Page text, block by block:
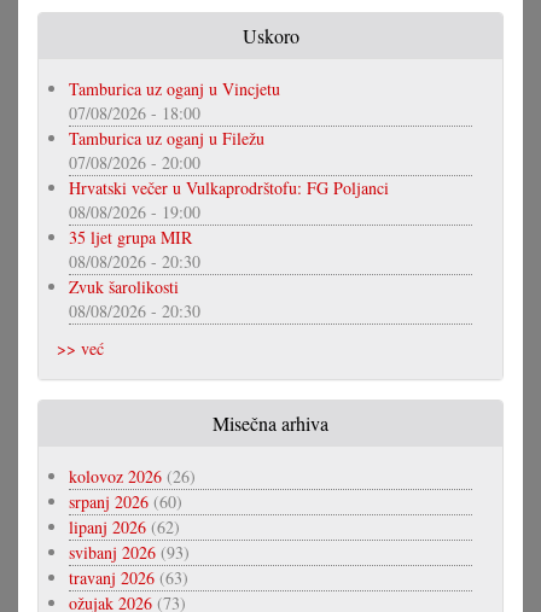
Uskoro
Tamburica uz oganj u Vincjetu
07/08/2026 - 18:00
Tamburica uz oganj u Filežu
07/08/2026 - 20:00
Hrvatski večer u Vulkaprodrštofu: FG Poljanci
08/08/2026 - 19:00
35 ljet grupa MIR
08/08/2026 - 20:30
Zvuk šarolikosti
08/08/2026 - 20:30
>> već
Misečna arhiva
kolovoz 2026 (26)
srpanj 2026 (60)
lipanj 2026 (62)
svibanj 2026 (93)
travanj 2026 (63)
ožujak 2026 (73)